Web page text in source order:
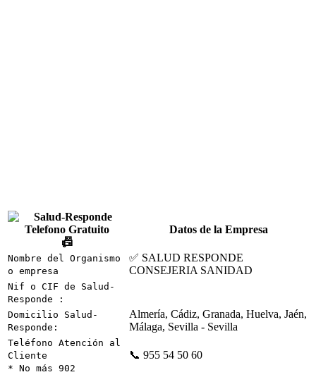
📠
Datos de la Empresa
Nombre del Organismo
o empresa
✅ SALUD RESPONDE
CONSEJERIA SANIDAD
Nif o CIF de Salud-
Responde :
Domicilio Salud-
Responde:
Almería, Cádiz, Granada, Huelva, Jaén,
Málaga, Sevilla - Sevilla
Teléfono Atención al
Cliente
* No más 902
📞 955 54 50 60